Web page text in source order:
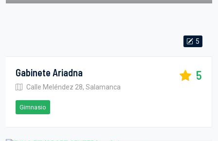
5
Gabinete Ariadna
Calle Meléndez 28, Salamanca
5
Gimnasio